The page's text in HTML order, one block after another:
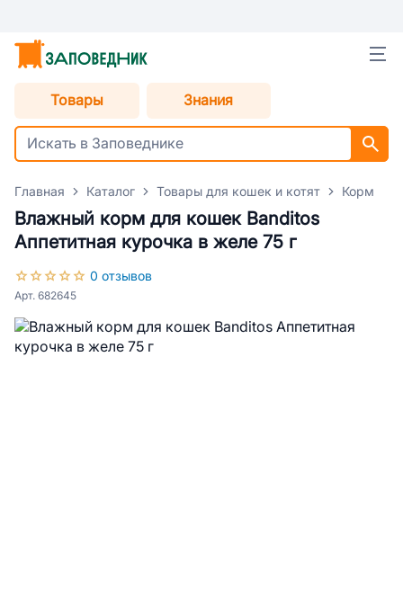
Товары Знания
Главная Каталог Товары для кошек и котят Корм
Влажный корм для кошек Banditos
Аппетитная курочка в желе 75 г
0 отзывов
Арт. 682645